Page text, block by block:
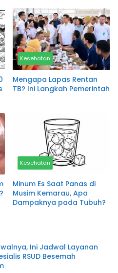
Kesehatan
Mengapa Lapas Rentan
TB? Ini Langkah Pemerintah
Kesehatan
Minum Es Saat Panas di
Musim Kemarau, Apa
Dampaknya pada Tubuh?
Ini Jadwal Layanan
RSUD Besemah